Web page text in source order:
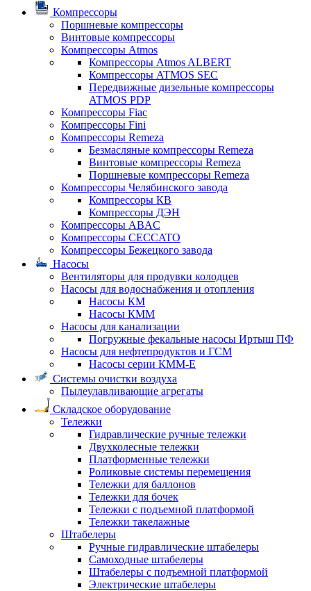
Компрессоры
Поршневые компрессоры
Винтовые компрессоры
Компрессоры Atmos
Компрессоры Atmos ALBERT
Компрессоры ATMOS SEC
Передвижные дизельные компрессоры
ATMOS PDP
Компрессоры Fiac
Компрессоры Fini
Компрессоры Remeza
Безмасляные компрессоры Remeza
Винтовые компрессоры Remeza
Поршневые компрессоры Remeza
Компрессоры Челябинского завода
Компрессоры КВ
Компрессоры ДЭН
Компрессоры ABAC
Компрессоры CECCATO
Компрессоры Бежецкого завода
Насосы
Вентиляторы для продувки колодцев
Насосы для водоснабжения и отопления
Насосы КМ
Насосы КММ
Насосы для канализации
Погружные фекальные насосы Иртыш ПФ
Насосы для нефтепродуктов и ГСМ
Насосы серии КММ-Е
Системы очистки воздуха
Пылеулавливающие агрегаты
Складское оборудование
Тележки
Гидравлические ручные тележки
Двухколесные тележки
Платформенные тележки
Роликовые системы перемещения
Тележки для баллонов
Тележки для бочек
Тележки с подъемной платформой
Тележки такелажные
Штабелеры
Ручные гидравлические штабелеры
Самоходные штабелеры
Штабелеры с подъемной платформой
Электрические штабелеры